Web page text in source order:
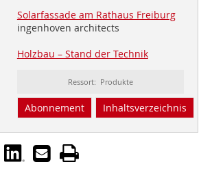
Solarfassade am Rathaus Freiburg
ingenhoven architects
Holzbau – Stand der Technik
Ressort: Produkte
Abonnement Inhaltsverzeichnis